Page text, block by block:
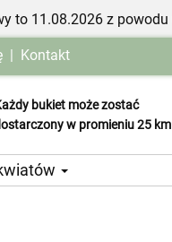
to 11.08.2026 z powodu
| Kontakt
bukiet może zostać
w promieniu 25 km
Click & Collect